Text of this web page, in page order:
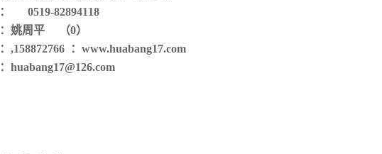
：
0519-82894118
： 姚周平
（0）
： ,158872766 ： www.huabang17.com
： huabang17@126.com